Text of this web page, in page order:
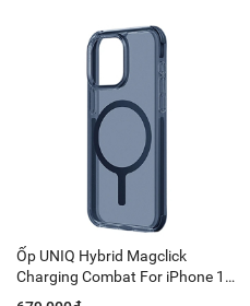
Ốp UNIQ Hybrid Magclick
Charging Combat For iPhone 15